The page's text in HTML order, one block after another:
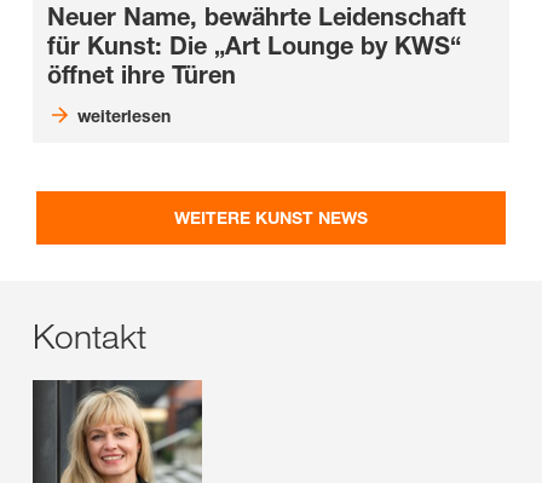
Neuer Name, bewährte Leidenschaft
für Kunst: Die „Art Lounge by KWS“
öffnet ihre Türen
weiterlesen
WEITERE KUNST NEWS
Kontakt